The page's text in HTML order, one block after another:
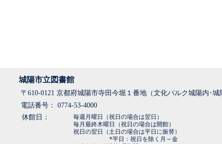
城陽市立図書館
〒610-0121 京都府城陽市寺田今堀１番地（文化パルク城陽内･
電話番号： 0774-53-4000
休館日：
毎週月曜日（祝日の場合は翌日）
毎月最終木曜日（祝日の場合は開館）
祝日の翌日（土日の場合は平日に振替）
*平日：祝日を除く月～金